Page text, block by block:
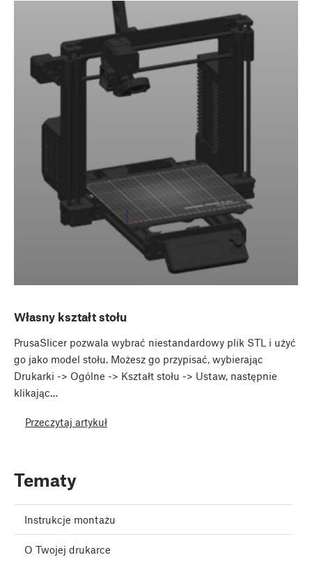
Własny kształt stołu
PrusaSlicer pozwala wybrać niestandardowy plik STL i użyć
go jako model stołu. Możesz go przypisać, wybierając
Drukarki -> Ogólne -> Kształt stołu -> Ustaw, następnie
klikając…
Przeczytaj artykuł
Tematy
Instrukcje montażu
O Twojej drukarce